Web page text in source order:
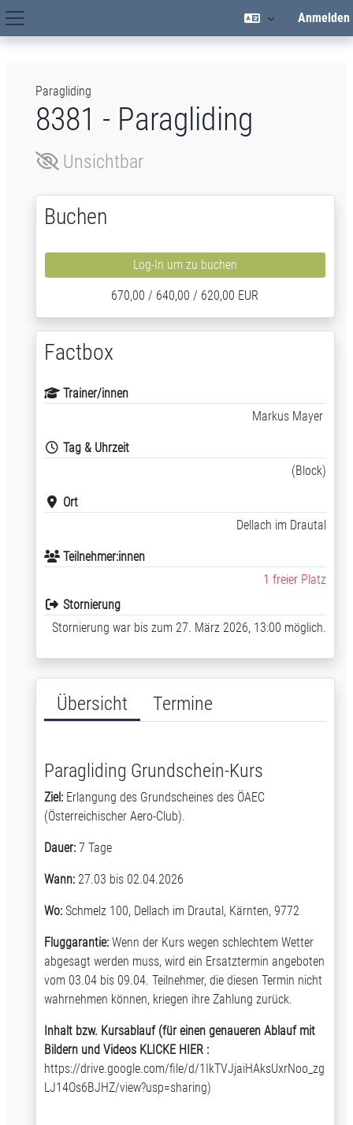
Zum Hauptinhalt
Hauptnavigation
Anmelden
Paragliding
8381 - Paragliding
Unsichtbar
Übersicht Termine
Paragliding Grundschein-Kurs
Ziel:Erlangung des Grundscheines des ÖAEC
(Österreichischer Aero-Club).
Dauer:7 Tage
Wann:27.03 bis 02.04.2026
Wo:Schmelz 100, Dellach im Drautal, Kärnten, 9772
Fluggarantie:Wenn der Kurs wegen schlechtem Wetter
abgesagt werden muss, wird ein Ersatztermin angeboten
vom 03.04 bis 09.04. Teilnehmer, die diesen Termin nicht
wahrnehmen können, kriegen ihre Zahlung zurück.
Inhalt bzw. Kursablauf (für einen genaueren Ablauf mit
Bildern und Videos KLICKE HIER :
https://drive.google.com/file/d/1IkTVJjaiHAksUxrNoo_zg
LJ14Os6BJHZ/view?usp=sharing)
Buchen
Log-In um zu buchen
670,00 / 640,00 / 620,00 EUR
Factbox
Trainer/innen
Markus Mayer
Tag & Uhrzeit
(Block)
Ort
Dellach im Drautal
Teilnehmer:innen
1 freier Platz
Stornierung
Stornierung war bis zum 27. März 2026, 13:00 möglich.